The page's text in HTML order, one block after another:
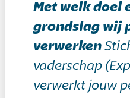
Met welk doel
grondslag wij
verwerken
vaderschap
verwerkt jouw